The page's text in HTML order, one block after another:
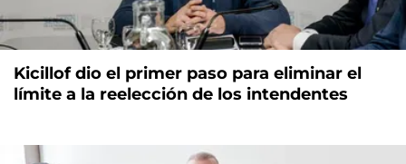
Kicillof dio el primer paso para eliminar el
límite a la reelección de los intendentes